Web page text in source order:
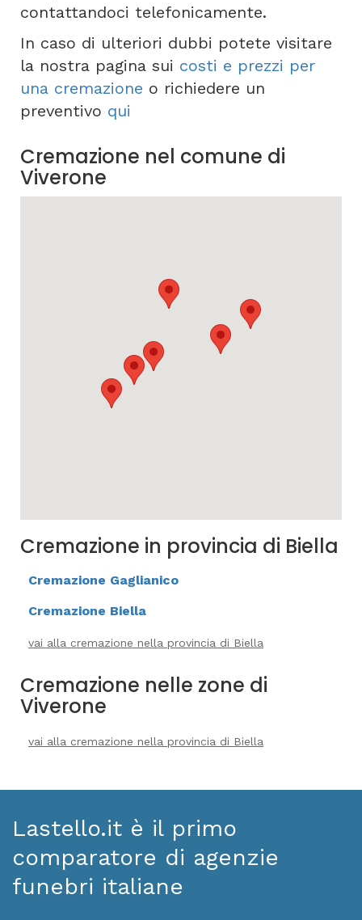
contattandoci telefonicamente.
In caso di ulteriori dubbi potete visitare
la nostra pagina sui costi e prezzi per
una cremazione o richiedere un
preventivo qui
Cremazione nel comune di
Viverone
Cremazione in provincia di Biella
Cremazione Gaglianico
Cremazione Biella
vai alla cremazione nella provincia di Biella
Cremazione nelle zone di
Viverone
vai alla cremazione nella provincia di Biella
Lastello.it è il primo
comparatore di agenzie
funebri italiane